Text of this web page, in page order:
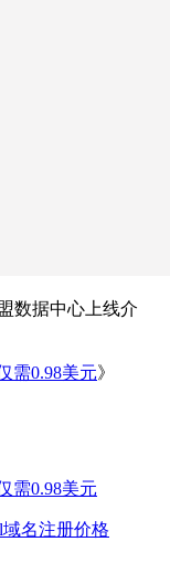
数据中心上线介
需0.98美元》
需0.98美元
域名注册价格